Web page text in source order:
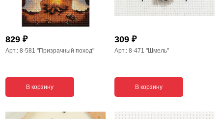
829₽
Арт.: 8-581"Призрачный поход"
В корзину
309 ₽
Арт.: 8-471 "Шмель"
В корзину